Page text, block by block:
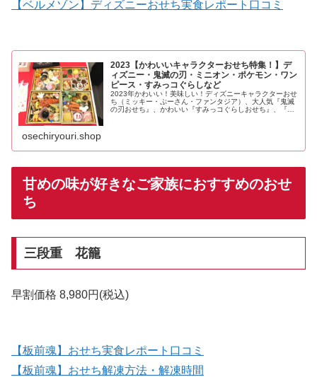
【ベルメゾン】ディズニーおせち実食レポート口コミ
2023【かわいいキャラクターおせち特集！】デ
ィズニー・鬼滅の刃・ミニオン・ポケモン・ワン
ピース・すみっコぐらしなど
2023年かわいい！美味しい！ディズニーキャラクターおせ
ち（ミッキー・ぷーさん・ファンタジア）、大人気『鬼滅
の刃おせち』、かわいい『すみっコぐらしおせち』、『ハ
osechiryouri.shop
甘めの味が好きなご家族におすすめのおせ
ち
三段重 花籠
早割価格 8,980円(税込)
【板前魂】おせち実食レポート口コミ
【板前魂】おせち解凍方法・解凍時間